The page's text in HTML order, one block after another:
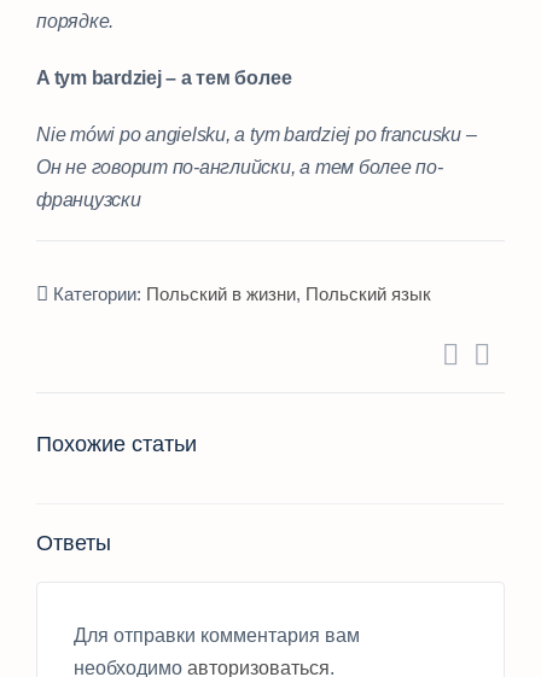
порядке.
A tym bardziej – а тем более
Nie mówi po angielsku, a tym bardziej po francusku –
Он не говорит по-английски, а тем более по-
французски
Категории: Польский в жизни, Польский язык
Похожие статьи
Ответы
Для отправки комментария вам
необходимо авторизоваться.